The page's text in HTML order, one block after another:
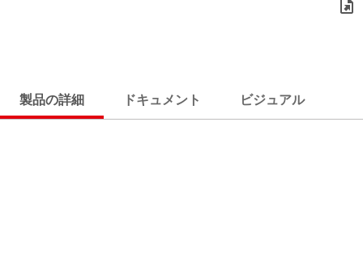
製品の詳細 ドキュメント ビジュアル